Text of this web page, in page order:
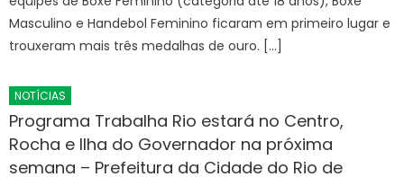
Masculino e Handebol Feminino ficaram em primeiro lugar e
trouxeram mais três medalhas de ouro. […]
NOTÍCIAS
Programa Trabalha Rio estará no Centro,
Rocha e Ilha do Governador na próxima
semana – Prefeitura da Cidade do Rio de